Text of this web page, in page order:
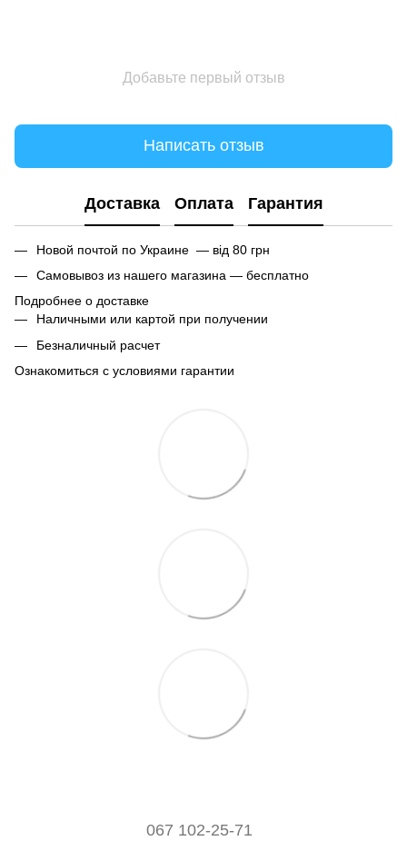
Добавьте первый отзыв
Написать отзыв
Доставка Оплата Гарантия
Новой почтой по Украине — від 80 грн
Самовывоз из нашего магазина — бесплатно
Подробнее о доставке
Наличными или картой при получении
Безналичный расчет
Ознакомиться с условиями гарантии
067 102-25-71